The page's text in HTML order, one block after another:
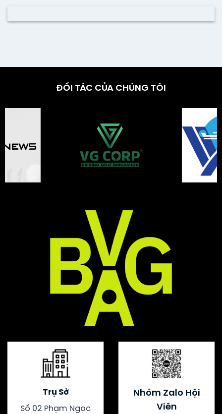
ĐỐI TÁC CỦA CHÚNG TÔI
Trụ Sở
Số 02 Phạm Ngọc
Nhóm Zalo Hội
Viên